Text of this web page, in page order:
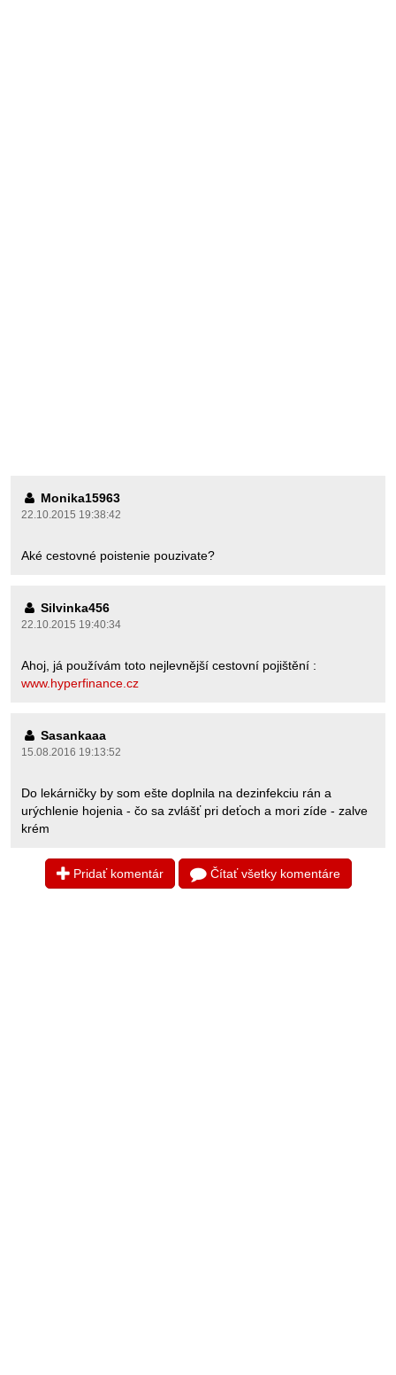
Monika15963
22.10.2015 19:38:42
Aké cestovné poistenie pouzivate?
Silvinka456
22.10.2015 19:40:34
Ahoj, já používám toto nejlevnější cestovní pojištění :
www.hyperfinance.cz
Sasankaaa
15.08.2016 19:13:52
Do lekárničky by som ešte doplnila na dezinfekciu rán a
urýchlenie hojenia - čo sa zvlášť pri deťoch a mori zíde - zalve
krém
Pridať komentár Čítať všetky komentáre